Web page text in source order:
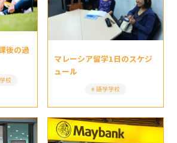
後の過
校
マレーシア留学1日のスケジ
ュール
語学学校